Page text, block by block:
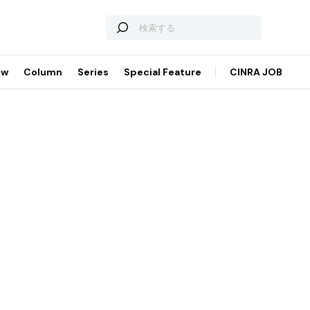
Column Series Special Feature CINRA JOB